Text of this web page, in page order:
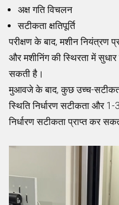
अक्ष गति विचलन
सटीकता क्षतिपूर्ति
परीक्षण के बाद, मशीन नियंत्रण
और मशीनिंग की स्थिरता में
सकती है।
मुआवजे के बाद, कुछ उच्च-
स्थिति निर्धारण सटीकता और 1-
निर्धारण सटीकता प्राप्त कर